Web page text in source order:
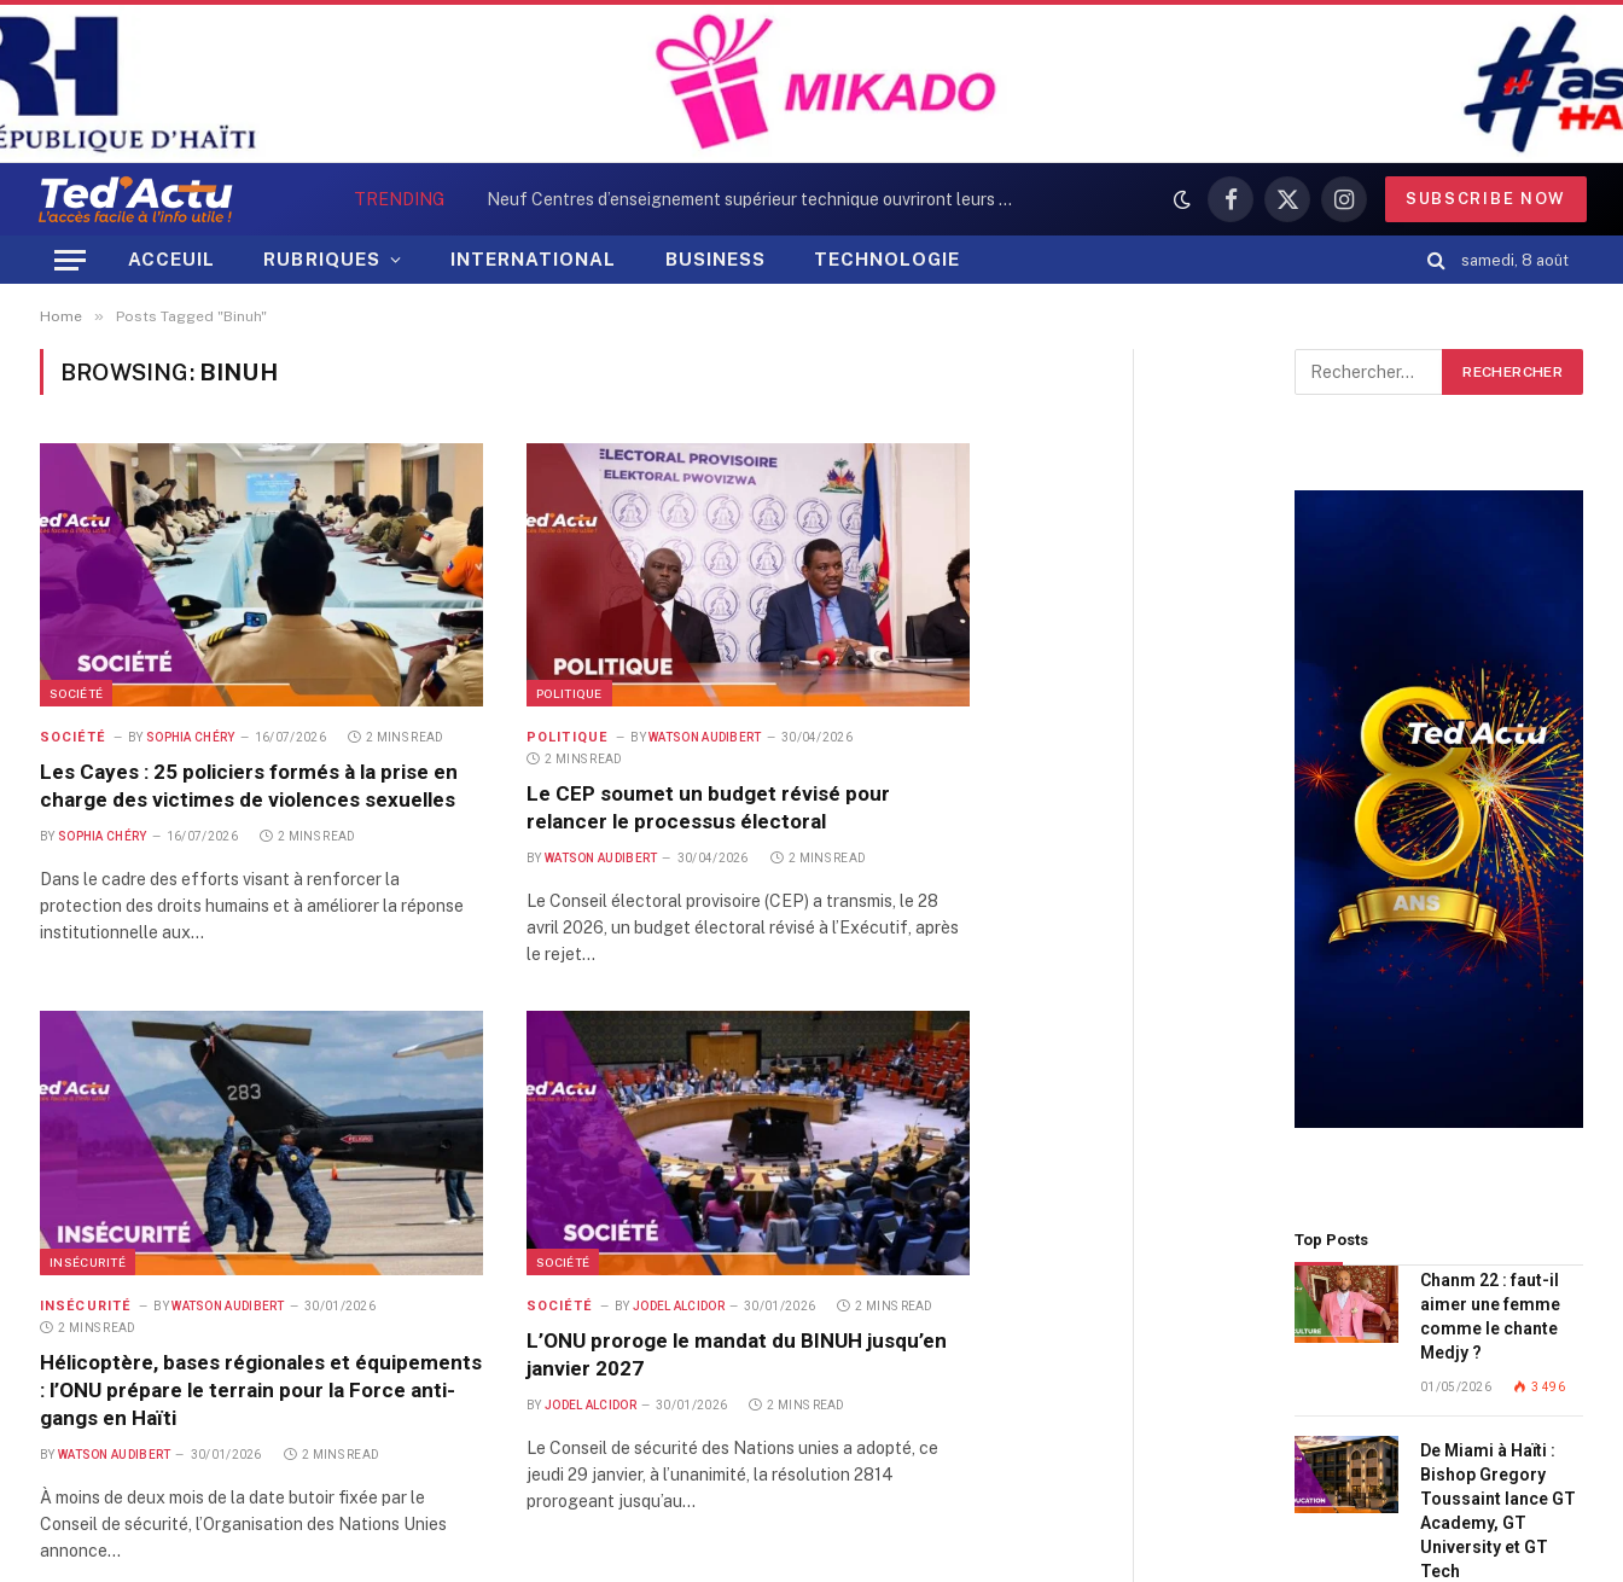
TRENDING Neuf Centres d’enseignement supérieur technique ouvriront leurs portes en octobre
Facebook
X
(Twitter)
Instagram
SUBSCRIBE NOW
ACCEUIL RUBRIQUES INTERNATIONAL BUSINESS TECHNOLOGIE samedi, 8 août
Home » Posts Tagged "Binuh"
BROWSING: BINUH
SOCIÉTÉ
SOCIÉTÉ BY SOPHIA CHÉRY 16/07/2026 2 MINS READ
Les Cayes : 25 policiers formés à la prise en
charge des victimes de violences sexuelles
BY SOPHIA CHÉRY 16/07/2026 2 MINS READ
Dans le cadre des efforts visant à renforcer la
protection des droits humains et à améliorer la réponse
institutionnelle aux…
POLITIQUE
POLITIQUE BY WATSON AUDIBERT
30/04/2026
2 MINS READ
Le CEP soumet un budget révisé pour
relancer le processus électoral
BY WATSON AUDIBERT 30/04/2026 2 MINS READ
Le Conseil électoral provisoire (CEP) a transmis, le 28
avril 2026, un budget électoral révisé à l’Exécutif, après
le rejet…
INSÉCURITÉ
INSÉCURITÉ BY WATSON AUDIBERT
30/01/2026
2 MINS READ
Hélicoptère, bases régionales et équipements
: l’ONU prépare le terrain pour la Force anti-
gangs en Haïti
BY WATSON AUDIBERT 30/01/2026 2 MINS READ
À moins de deux mois de la date butoir fixée par le
Conseil de sécurité, l’Organisation des Nations Unies
annonce…
SOCIÉTÉ
SOCIÉTÉ BY JODEL ALCIDOR 30/01/2026 2 MINS READ
L’ONU proroge le mandat du BINUH jusqu’en
janvier 2027
BY JODEL ALCIDOR 30/01/2026 2 MINS READ
Le Conseil de sécurité des Nations unies a adopté, ce
jeudi 29 janvier, à l’unanimité, la résolution 2814
prorogeant jusqu’au…
Top Posts
Chanm 22 : faut-il
aimer une femme
comme le chante
Medjy ?
01/05/2026 3 496
De Miami à Haïti :
Bishop Gregory
Toussaint lance GT
Academy, GT
University et GT
Tech